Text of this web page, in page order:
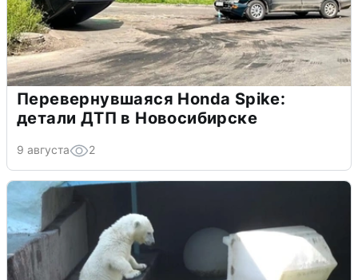
Перевернувшаяся Honda Spike:
детали ДТП в Новосибирске
9 августа 2